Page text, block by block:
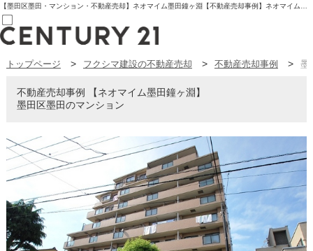
売買部
賃貸部
03-6912-3505
新規会員登録
ログイン
お気に入り物件一覧
物件閲覧履歴
物件を探す
購入TOP
条件から探す
学区から探す
町名から探す
トップページ フクシマ建設の不動産売却 不動産売却事例 墨
不動産売却事例
ネオマイム墨田鐘ヶ淵
墨田区墨田のマンション